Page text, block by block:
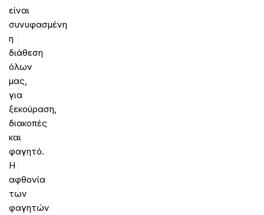
είναι
συνυφασμένη
η
διάθεση
όλων
μας,
για
ξεκούραση,
διακοπές
και
φαγητό.
Η
αφθονία
των
φαγητών